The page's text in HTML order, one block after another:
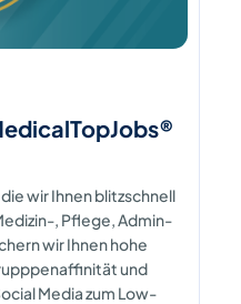
wir Ihnen blitzschnell
, Pflege, Admin-
wir Ihnen hohe
und
Media zum Low-